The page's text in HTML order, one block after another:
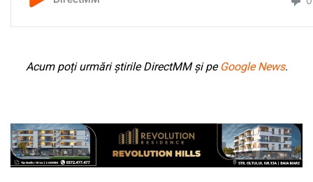
Acum poți urmări știrile DirectMM și pe Google News.